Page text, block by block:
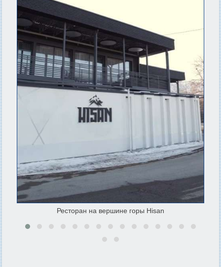
Ресторан на вершине горы Hisan